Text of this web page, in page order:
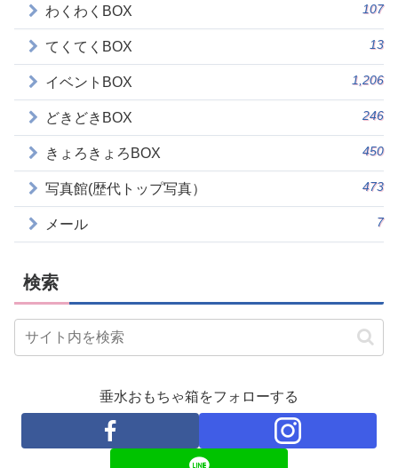
わくわくBOX 107
てくてくBOX 13
イベントBOX 1,206
どきどきBOX 246
きょろきょろBOX 450
写真館(歴代トップ写真） 473
メール 7
検索
垂水おもちゃ箱をフォローする